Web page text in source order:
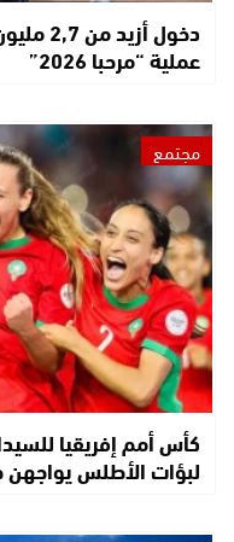
دخول
عملية “مرحبا 2026”
مجتمع
لبؤات الأطلس يواجهن